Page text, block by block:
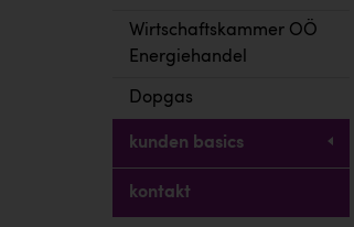
Wirtschaftskammer OÖ
Energiehandel
Dopgas
kunden basics
kontakt